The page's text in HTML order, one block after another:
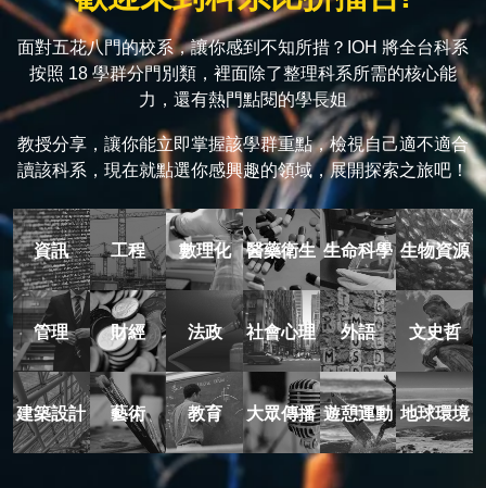
面對五花八門的校系，讓你感到不知所措？IOH 將全台科系
按照 18 學群分門別類，裡面除了整理科系所需的核心能
力，還有熱門點閱的學長姐
教授分享，讓你能立即掌握該學群重點，檢視自己適不適合
讀該科系，現在就點選你感興趣的領域，展開探索之旅吧！
資訊 工程 數理化 醫藥衛生 生命科學 生物資源
管理 財經 法政 社會心理 外語 文史哲
建築設計 藝術 教育 大眾傳播 遊憩運動 地球環境